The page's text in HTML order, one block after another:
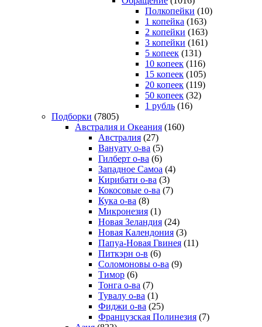
Полкопейки (10)
1 копейка (163)
2 копейки (163)
3 копейки (161)
5 копеек (131)
10 копеек (116)
15 копеек (105)
20 копеек (119)
50 копеек (32)
1 рубль (16)
Подборки (7805)
Австралия и Океания (160)
Австралия (27)
Вануату о-ва (5)
Гилберт о-ва (6)
Западное Самоа (4)
Кирибати о-ва (3)
Кокосовые о-ва (7)
Кука о-ва (8)
Микронезия (1)
Новая Зеландия (24)
Новая Календония (3)
Папуа-Новая Гвинея (11)
Питкэрн о-в (6)
Соломоновы о-ва (9)
Тимор (6)
Тонга о-ва (7)
Тувалу о-ва (1)
Фиджи о-ва (25)
Французская Полинезия (7)